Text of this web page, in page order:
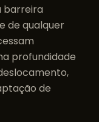
barreira
e de qualquer
profundidade
de